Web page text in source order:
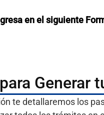
en el siguiente
Generar
te detallaremos los